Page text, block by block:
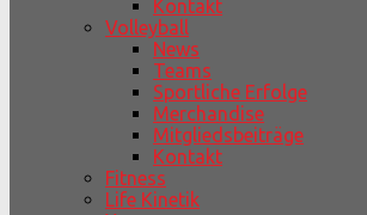
Kontakt
Volleyball
News
Teams
Sportliche Erfolge
Merchandise
Mitgliedsbeiträge
Kontakt
Fitness
Life Kinetik